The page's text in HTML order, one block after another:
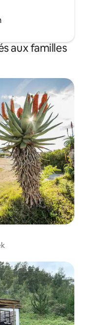
aux familles